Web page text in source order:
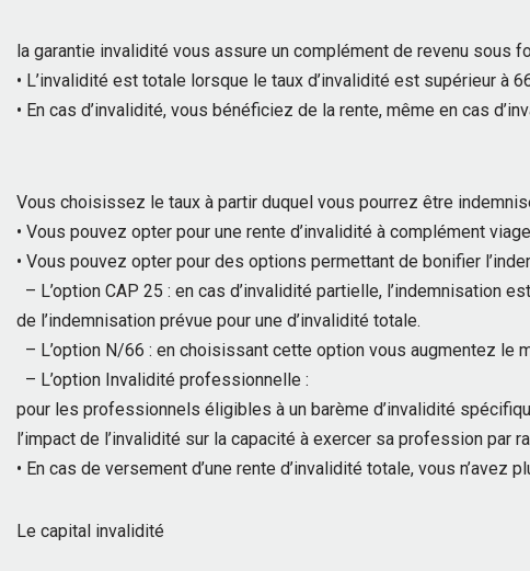
la garantie invalidité vous assure un complément de revenu sous
• L’invalidité est totale lorsque le taux d’invalidité est supérieur à
• En cas d’invalidité, vous bénéficiez de la rente, même en cas
Vous choisissez le taux à partir duquel vous pourrez être
• Vous pouvez opter pour une rente d’invalidité à complément
• Vous pouvez opter pour des options permettant de bonifier
– L’option CAP 25 : en cas d’invalidité partielle, l’indemnisation
de l’indemnisation prévue pour une d’invalidité totale.
– L’option N/66 : en choisissant cette option vous augmentez le
– L’option Invalidité professionnelle :
pour les professionnels éligibles à un barème d’invalidité
l’impact de l’invalidité sur la capacité à exercer sa profession par
• En cas de versement d’une rente d’invalidité totale, vous
Le capital invalidité